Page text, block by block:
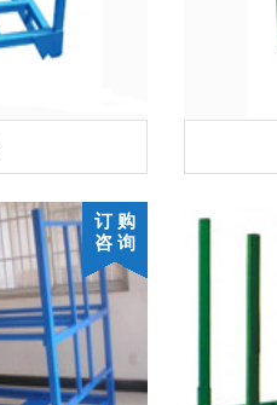
订 购
咨 询